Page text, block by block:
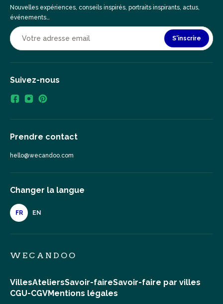
Nouvelles expériences, conseils inspirés, portraits inspirants, actus,
événements…
S'inscrire
Suivez-nous
Prendre contact
hello@wecandoo.com
Changer la langue
FR EN
WECANDOO
VillesAteliersSavoir-faireSavoir-faire par villes
CGU-CGVMentions légales